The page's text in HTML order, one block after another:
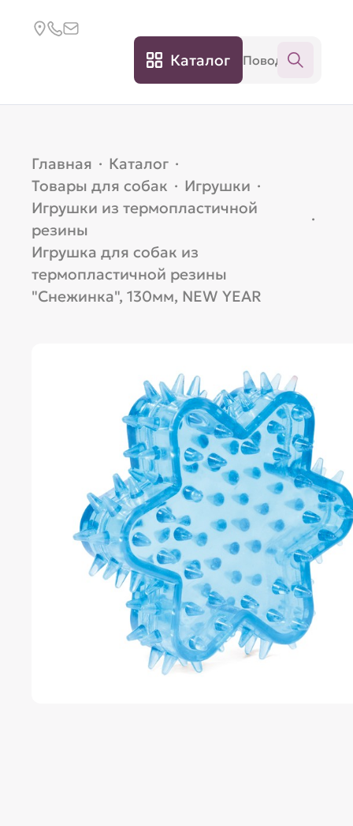
Каталог
Главная · Каталог ·
Товары для собак · Игрушки ·
Игрушки из термопластичной
резины
·
Игрушка для собак из
термопластичной резины
"Снежинка", 130мм, NEW YEAR